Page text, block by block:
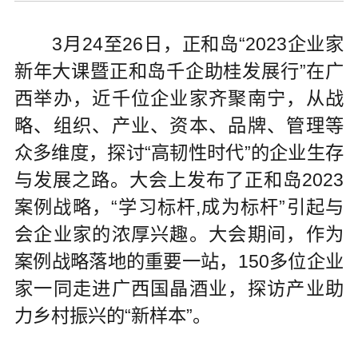
3月24至26日，正和岛“2023企业家
新年大课暨正和岛千企助桂发展行”在广
西举办，近千位企业家齐聚南宁，从战
略、组织、产业、资本、品牌、管理等
众多维度，探讨“高韧性时代”的企业生存
与发展之路。大会上发布了正和岛2023
案例战略，“学习标杆,成为标杆”引起与
会企业家的浓厚兴趣。大会期间，作为
案例战略落地的重要一站，150多位企业
家一同走进广西国晶酒业，探访产业助
力乡村振兴的“新样本”。